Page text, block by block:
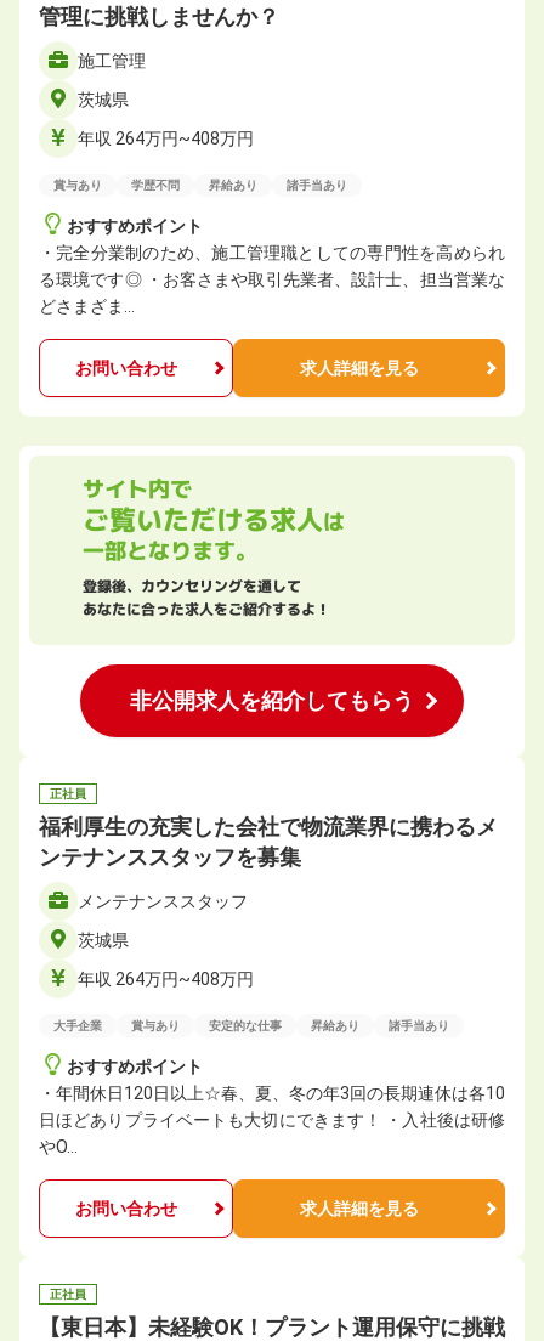
管理に挑戦しませんか？
施工管理
茨城県
年収 264万円~408万円
賞与あり 学歴不問 昇給あり 諸手当あり
おすすめポイント
・完全分業制のため、施工管理職としての専門性を高められ
る環境です◎ ・お客さまや取引先業者、設計士、担当営業な
どさまざま…
お問い合わせ 求人詳細を見る
サイト内で
ご覧いただける求人は
一部となります。
登録後、カウンセリングを通して
あなたに合った求人をご紹介するよ！
非公開求人を紹介してもらう
正社員
福利厚生の充実した会社で物流業界に携わるメ
ンテナンススタッフを募集
メンテナンススタッフ
茨城県
年収 264万円~408万円
大手企業 賞与あり 安定的な仕事 昇給あり 諸手当あり
おすすめポイント
・年間休日120日以上☆春、夏、冬の年3回の長期連休は各10
日ほどありプライベートも大切にできます！ ・入社後は研修
やO…
お問い合わせ 求人詳細を見る
正社員
【東日本】未経験OK！プラント運用保守に挑戦